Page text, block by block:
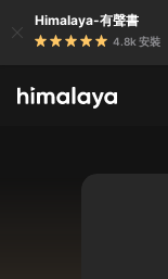
Himalaya-有聲書
4.8k 安裝